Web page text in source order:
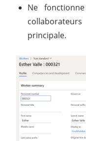
Ne
principale.